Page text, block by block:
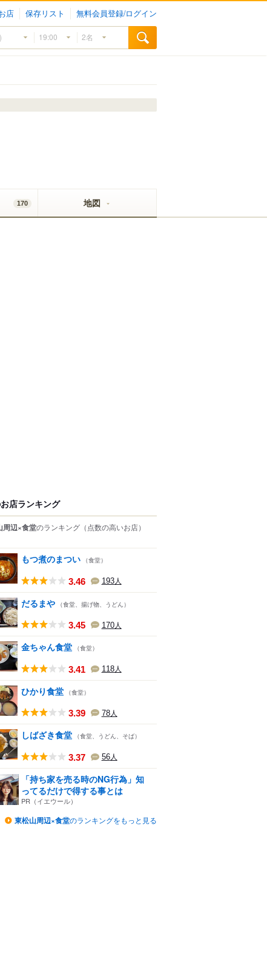
店 保存リスト 無料会員登録/ログイン
170 地図
店ランキング
周辺×食堂のランキング （点数の高いお店）
もつ煮のまつい （食堂）
3.46 193人
だるまや （食堂、揚げ物、うどん）
3.45 170人
金ちゃん食堂 （食堂）
3.41 118人
ひかり食堂 （食堂）
3.39 78人
しばざき食堂 （食堂、うどん、そば）
3.37 56人
「持ち家を売る時のNG行為」知
ってるだけで得する事とは
PR（イエウール）
東松山周辺×食堂のランキングをもっと見る